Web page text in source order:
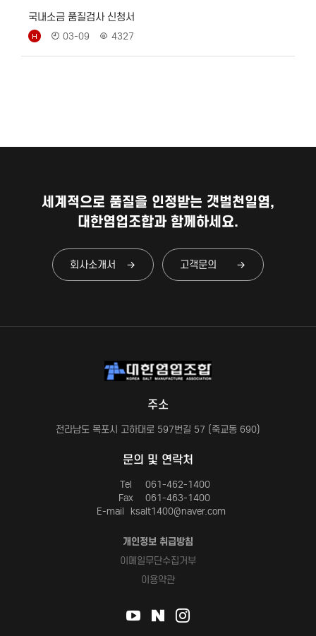
국내소금 품질검사 신청서
03-09 4327
세계적으로 품질을 인정받는 갯벌천일염,
대한염업조합과 함께하세요.
회사소개서 고객문의
주소
전라남도 목포시 고하대로 597번길 57 (죽교동 690)
문의 및 연락처
Tel
061-462-1400
Fax
061-463-1400
E-mail
ksalt1400@naver.com
개인정보 취급방침
이메일무단수집거부
이용약관